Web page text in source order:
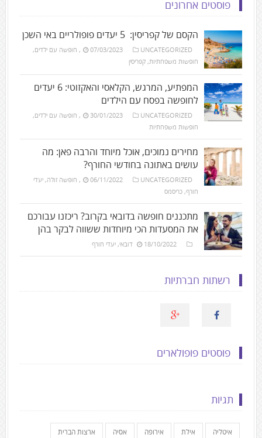
פוסטים אחרונים
הקסם של קפריסין: 5 יעדים פופולריים באי השכן
07/03/2023 UNCATEGORIZED
, חופשה עם ילדים,
חופשות משפחתיות, קפריסין
המפתיע, המרגש, הקלאסי והאקזוטי: 6 יעדים
לחופשה בפסח עם הילדים
30/01/2023 UNCATEGORIZED
, חופשה עם ילדים,
חופשות משפחתיות
מחירים נמוכים, אוכל מיוחד והרבה פאן: מה
עושים באתונה בחודשי החורף?
06/11/2022 UNCATEGORIZED
, חופשה זולה, יעדי
חורף, כריסמס
מתכננים חופשה בדובאי בקרוב? ריכזנו עבורכם
את המסעדות הכי מיוחדות ששווה לבקר בהן
18/10/2022 דובאי, יעדי חורף
רשתות חברתיות
פוסטים פופולארים
תגיות
איטליה אילת אירופה אסיה ארצות הברית